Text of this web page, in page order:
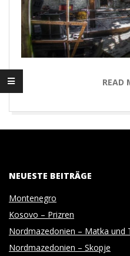
G
I
T
A
L
P
READ
NEUESTE BEITRÄGE
Montenegro
Kosovo – Prizren
Nordmazedonien – Matka und
Nordmazedonien – Skopje